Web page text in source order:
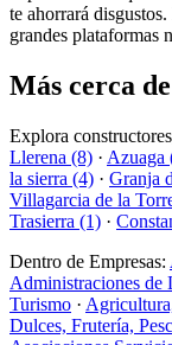
te ahorrará
grandes plataformas
Más cerca
Explora
Llerena (8) · Azuaga
la sierra (4) · Granja
Villagarcia de la
Trasierra (1) ·
Dentro de Empresas:
Administraciones de
Turismo ·
Dulces, Frutería,